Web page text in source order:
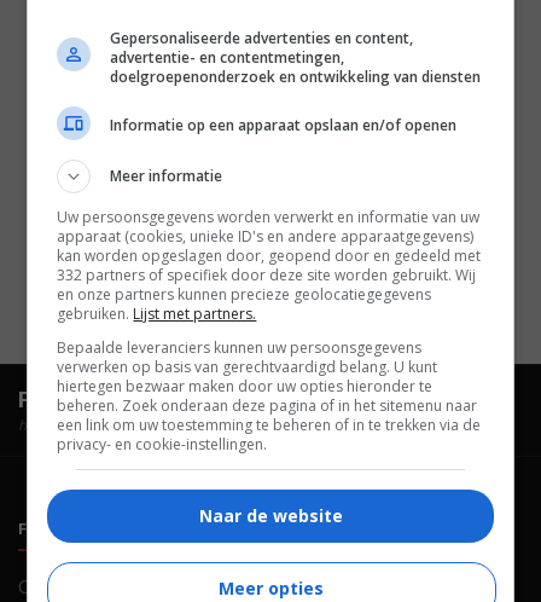
FilmTotaal.Hét online filmoverzicht.
hosted by
FILMTOTAAL
Contact
Privacy
Gepersonaliseerde advertenties en content,
advertentie- en contentmetingen,
doelgroepenonderzoek en ontwikkeling van diensten
Informatie op een apparaat opslaan en/of openen
Meer informatie
Uw persoonsgegevens worden verwerkt en informatie van uw
apparaat (cookies, unieke ID's en andere apparaatgegevens)
kan worden opgeslagen door, geopend door en gedeeld met
332 partners of specifiek door deze site worden gebruikt. Wij
en onze partners kunnen precieze geolocatiegegevens
gebruiken. Lijst met partners.
Bepaalde leveranciers kunnen uw persoonsgegevens
verwerken op basis van gerechtvaardigd belang. U kunt
hiertegen bezwaar maken door uw opties hieronder te
beheren. Zoek onderaan deze pagina of in het sitemenu naar
een link om uw toestemming te beheren of in te trekken via de
privacy- en cookie-instellingen.
Naar de website
Meer opties